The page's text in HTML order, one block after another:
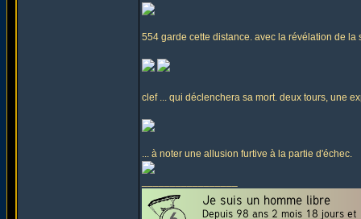
554 garde cette distance. avec la révélation de
clef ... qui déclenchera sa mort. deux tours, une
... à noter une allusion furtive à la partie d'échec.